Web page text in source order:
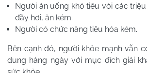
Người ăn uống khó tiêu với các
đầy hơi, ăn kém.
Người có chức năng tiêu hóa kém.
Bên cạnh đó, người khỏe mạnh vẫn
dung hàng ngày với mục đích giải